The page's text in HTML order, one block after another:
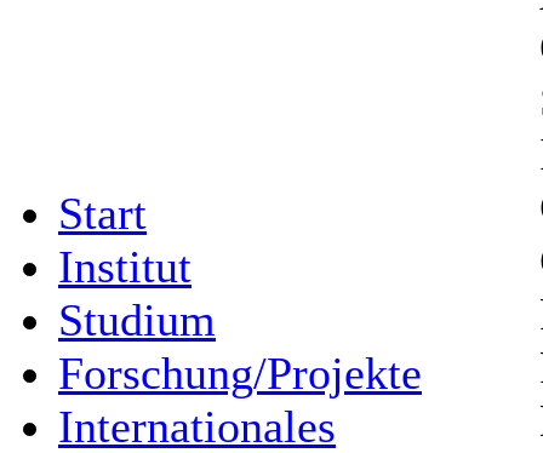
Start
Institut
Studium
Forschung/Projekte
Internationales